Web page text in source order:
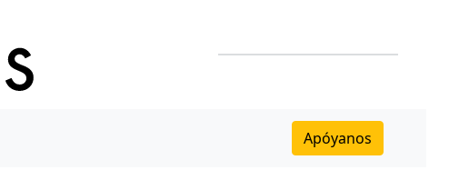
Apóyanos